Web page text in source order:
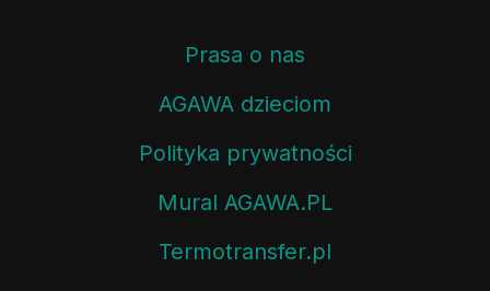
Prasa o nas
AGAWA dzieciom
Polityka prywatności
Mural AGAWA.PL
Termotransfer.pl